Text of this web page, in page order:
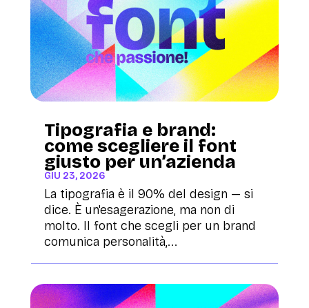
Tipografia e brand:
come scegliere il font
giusto per un’azienda
GIU 23, 2026
La tipografia è il 90% del design — si
dice. È un'esagerazione, ma non di
molto. Il font che scegli per un brand
comunica personalità,...